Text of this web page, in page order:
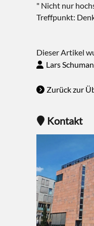
" Nicht nur
Treffpunkt:
Dieser Artikel
Lars
Zurück zur
Kontakt